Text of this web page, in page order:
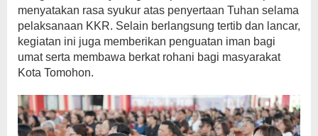
menyatakan rasa syukur atas penyertaan Tuhan selama
pelaksanaan KKR. Selain berlangsung tertib dan lancar,
kegiatan ini juga memberikan penguatan iman bagi
umat serta membawa berkat rohani bagi masyarakat
Kota Tomohon.